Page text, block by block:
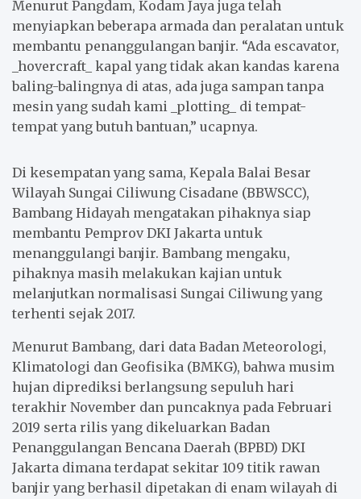
Menurut Pangdam, Kodam Jaya juga telah
menyiapkan beberapa armada dan peralatan untuk
membantu penanggulangan banjir. “Ada escavator,
_hovercraft_ kapal yang tidak akan kandas karena
baling-balingnya di atas, ada juga sampan tanpa
mesin yang sudah kami _plotting_ di tempat-
tempat yang butuh bantuan,” ucapnya.
Di kesempatan yang sama, Kepala Balai Besar
Wilayah Sungai Ciliwung Cisadane (BBWSCC),
Bambang Hidayah mengatakan pihaknya siap
membantu Pemprov DKI Jakarta untuk
menanggulangi banjir. Bambang mengaku,
pihaknya masih melakukan kajian untuk
melanjutkan normalisasi Sungai Ciliwung yang
terhenti sejak 2017.
Menurut Bambang, dari data Badan Meteorologi,
Klimatologi dan Geofisika (BMKG), bahwa musim
hujan diprediksi berlangsung sepuluh hari
terakhir November dan puncaknya pada Februari
2019 serta rilis yang dikeluarkan Badan
Penanggulangan Bencana Daerah (BPBD) DKI
Jakarta dimana terdapat sekitar 109 titik rawan
banjir yang berhasil dipetakan di enam wilayah di